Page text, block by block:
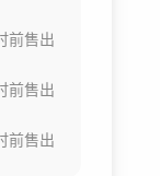
前售出
前售出
前售出